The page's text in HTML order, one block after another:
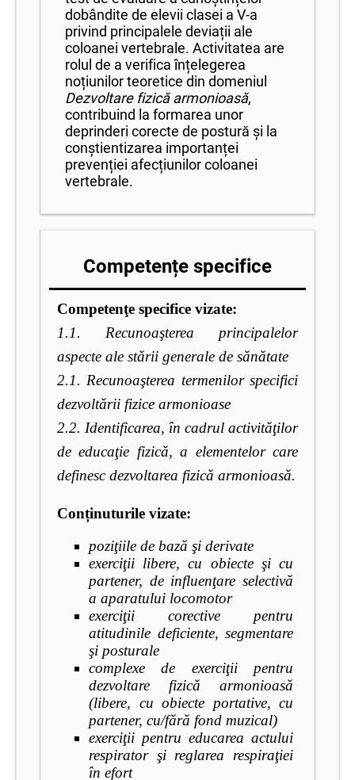
dobândite de elevii clasei a V-a
privind principalele deviații ale
coloanei vertebrale. Activitatea are
rolul de a verifica înțelegerea
noțiunilor teoretice din domeniul
Dezvoltare fizică armonioasă,
contribuind la formarea unor
deprinderi corecte de postură și la
conștientizarea importanței
prevenției afecțiunilor coloanei
vertebrale.
Competențe specifice
Competenţe specifice vizate:
1.1. Recunoaşterea principalelor
aspecte ale stării generale de sănătate
2.1. Recunoaşterea termenilor specifici
dezvoltării fizice armonioase
2.2. Identificarea, în cadrul activităţilor
de educaţie fizică, a elementelor care
definesc dezvoltarea fizică armonioasă.
Conținuturile vizate:
poziţiile de bază şi derivate
exerciţii libere, cu obiecte şi cu
partener, de influenţare selectivă
a aparatului locomotor
exerciţii corective pentru
atitudinile deficiente, segmentare
şi posturale
complexe de exerciţii pentru
dezvoltare fizică armonioasă
(libere, cu obiecte portative, cu
partener, cu/fără fond muzical)
exerciţii pentru educarea actului
respirator şi reglarea respiraţiei
în efort